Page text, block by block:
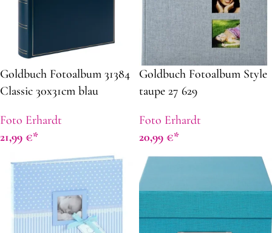
Goldbuch Fotoalbum 31384
Classic 30x31cm blau
Foto Erhardt
21,99 €
Goldbuch Fotoalbum Style
taupe 27 629
Foto Erhardt
20,99 €